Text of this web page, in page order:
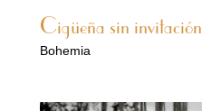
Cigüeña sin invitación
Bohemia